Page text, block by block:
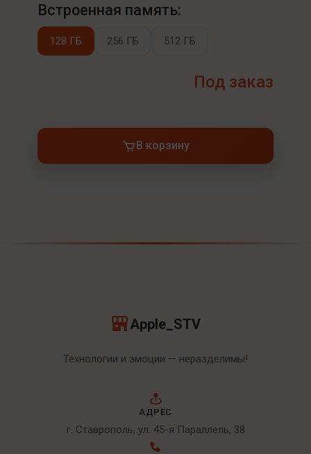
Встроенная память:
128 ГБ 256 ГБ 512 ГБ
Под заказ
В корзину
Apple_STV
Технологии и эмоции — неразделимы!
АДРЕС
г. Ставрополь, ул. 45-я Параллель, 38